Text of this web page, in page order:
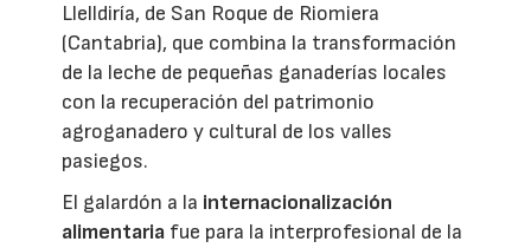
Llelldiría, de San Roque de Riomiera
(Cantabria), que combina la transformación
de la leche de pequeñas ganaderías locales
con la recuperación del patrimonio
agroganadero y cultural de los valles
pasiegos.
El galardón a la internacionalización
alimentaria fue para la interprofesional de la